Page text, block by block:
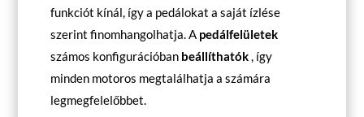
funkciót kínál, így a pedálokat a saját ízlése
szerint finomhangolhatja. A pedálfelületek
számos konfigurációban beállíthatók, így
minden motoros megtalálhatja a számára
legmegfelelőbbet.